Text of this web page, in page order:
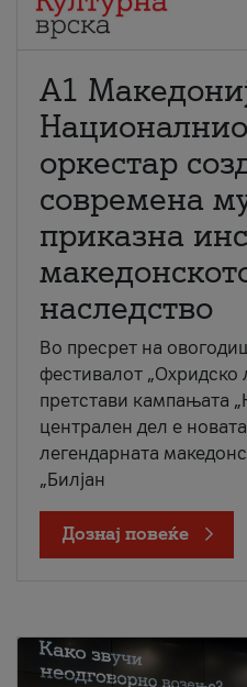
А1
оркестар
современа
приказна
наследство
Во пресрет на
фестивалот „Охридско
претстави кампањата
централен дел е
легендарната
„Билјан
Дознај повеќе